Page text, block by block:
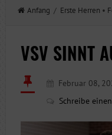
Anfang / Erste Herren •
VSV SINNT
Februar 08,
Schreibe